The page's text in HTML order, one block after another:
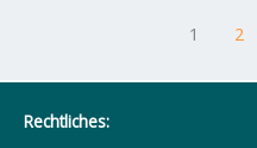
1 2
Rechtliches: